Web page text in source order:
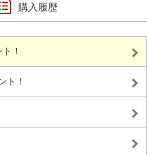
購入履歴
！
ト！